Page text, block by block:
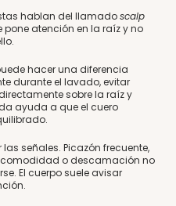
hablan del llamadoscalp
atención en la raíz y no
hacer una diferencia
durante el lavado, evitar
sobre la raíz y
ayuda a que el cuero
señales. Picazón frecuente,
o descamación no
El cuerpo suele avisar